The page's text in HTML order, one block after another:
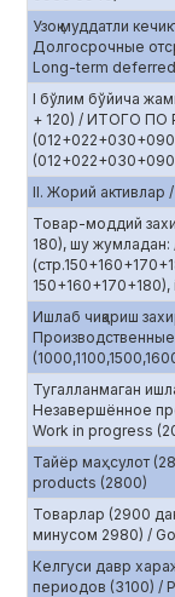
Узоқ муддатли
Долгосрочные
Long-term
I бўлим бўйича
+ 120) / ИТОГО ПО
II. Жорий активлар
Товар-моддий
180), шу
Ишлаб чиқариш
Тугалланмаган
Незавершённое
Work in progress
Тайёр маҳсулот
products (2800)
Товарлар (2900
минусом 2980) /
Келгуси давр
периодов (3100) /